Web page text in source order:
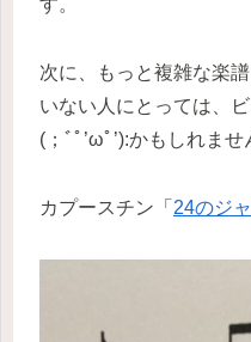
す。
次に、もっと複雑な楽
いない人にとっては、
(；ﾞﾟ’ωﾟ’):かもしれま
カプースチン「 24のジ